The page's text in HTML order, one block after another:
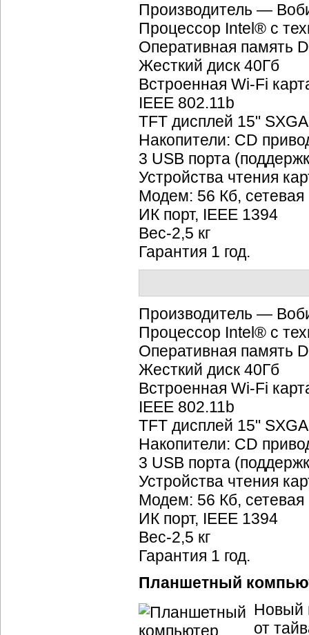
Производитель —
Процессор Intel® с
Оперативная память
Жесткий диск 40Гб
Встроенная Wi-Fi
IEEE 802.11b
TFT дисплей 15"
Накопители: CD
3 USB порта
Устройства чтения
Модем: 56 Кб,
ИК порт, IEEE 1394
Вес-2,5 кг
Гарантия 1 год.
Производитель —
Процессор Intel® с
Оперативная память
Жесткий диск 40Гб
Встроенная Wi-Fi
IEEE 802.11b
TFT дисплей 15"
Накопители: CD
3 USB порта
Устройства чтения
Модем: 56 Кб,
ИК порт, IEEE 1394
Вес-2,5 кг
Гарантия 1 год.
Планшетный
Новый
от